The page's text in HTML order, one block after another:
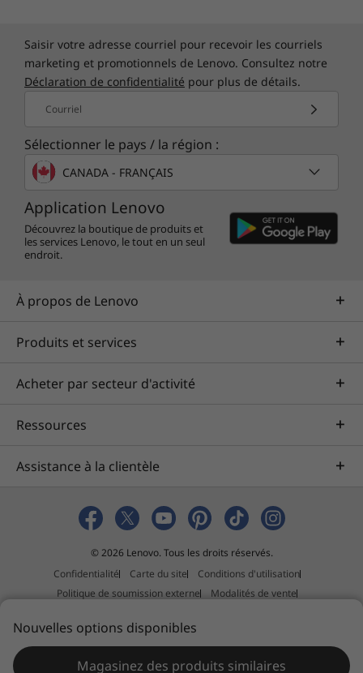
Saisir votre adresse courriel pour recevoir les courriels
marketing et promotionnels de Lenovo. Consultez notre
Déclaration de confidentialité pour plus de détails.
Courriel
Sélectionner le pays / la région :
CANADA - FRANÇAIS
Application Lenovo
Découvrez la boutique de produits et
les services Lenovo, le tout en un seul
endroit.
À propos de Lenovo
Produits et services
Acheter par secteur d'activité
Ressources
Assistance à la clientèle
© 2026 Lenovo. Tous les droits réservés.
Confidentialité
Carte du site
Conditions d'utilisation
Politique de soumission externe
Modalités de vente
humains
Nouvelles options disponibles
Magasinez des produits similaires